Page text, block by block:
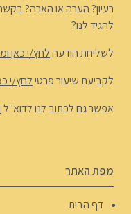
רעיון? הערה או הארה?
להגיד לנו?
לשליחת הודעהלחץ/י כאן
לקביעת שיעור פרטילחץ/י
אפשר גם לכתוב לנו לדוא"ל
מפת האתר
דף הבית